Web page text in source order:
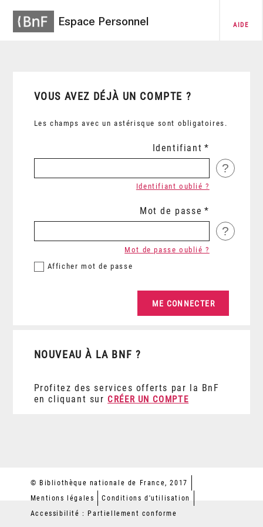
Espace Personnel AIDE
VOUS AVEZ DÉJÀ UN COMPTE ?
Les champs avec un astérisque sont obligatoires.
Identifiant
?
Identifiant oublié ?
Mot de passe
?
Afficher mot de passe
Mot de passe oublié ?
NOUVEAU À LA BNF ?
Profitez des services offerts par la BnF
en cliquant sur CRÉER UN COMPTE
© Bibliothèque nationale de France, 2017
Mentions légales
Conditions d'utilisation
Accessibilité : Partiellement conforme